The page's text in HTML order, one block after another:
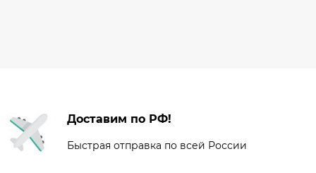
Доставим по РФ!
Быстрая отправка по всей России